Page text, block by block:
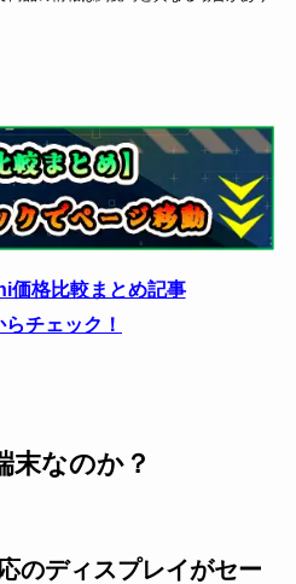
価格比較まとめ記事
チェック！
末なのか？
のディスプレイがセー